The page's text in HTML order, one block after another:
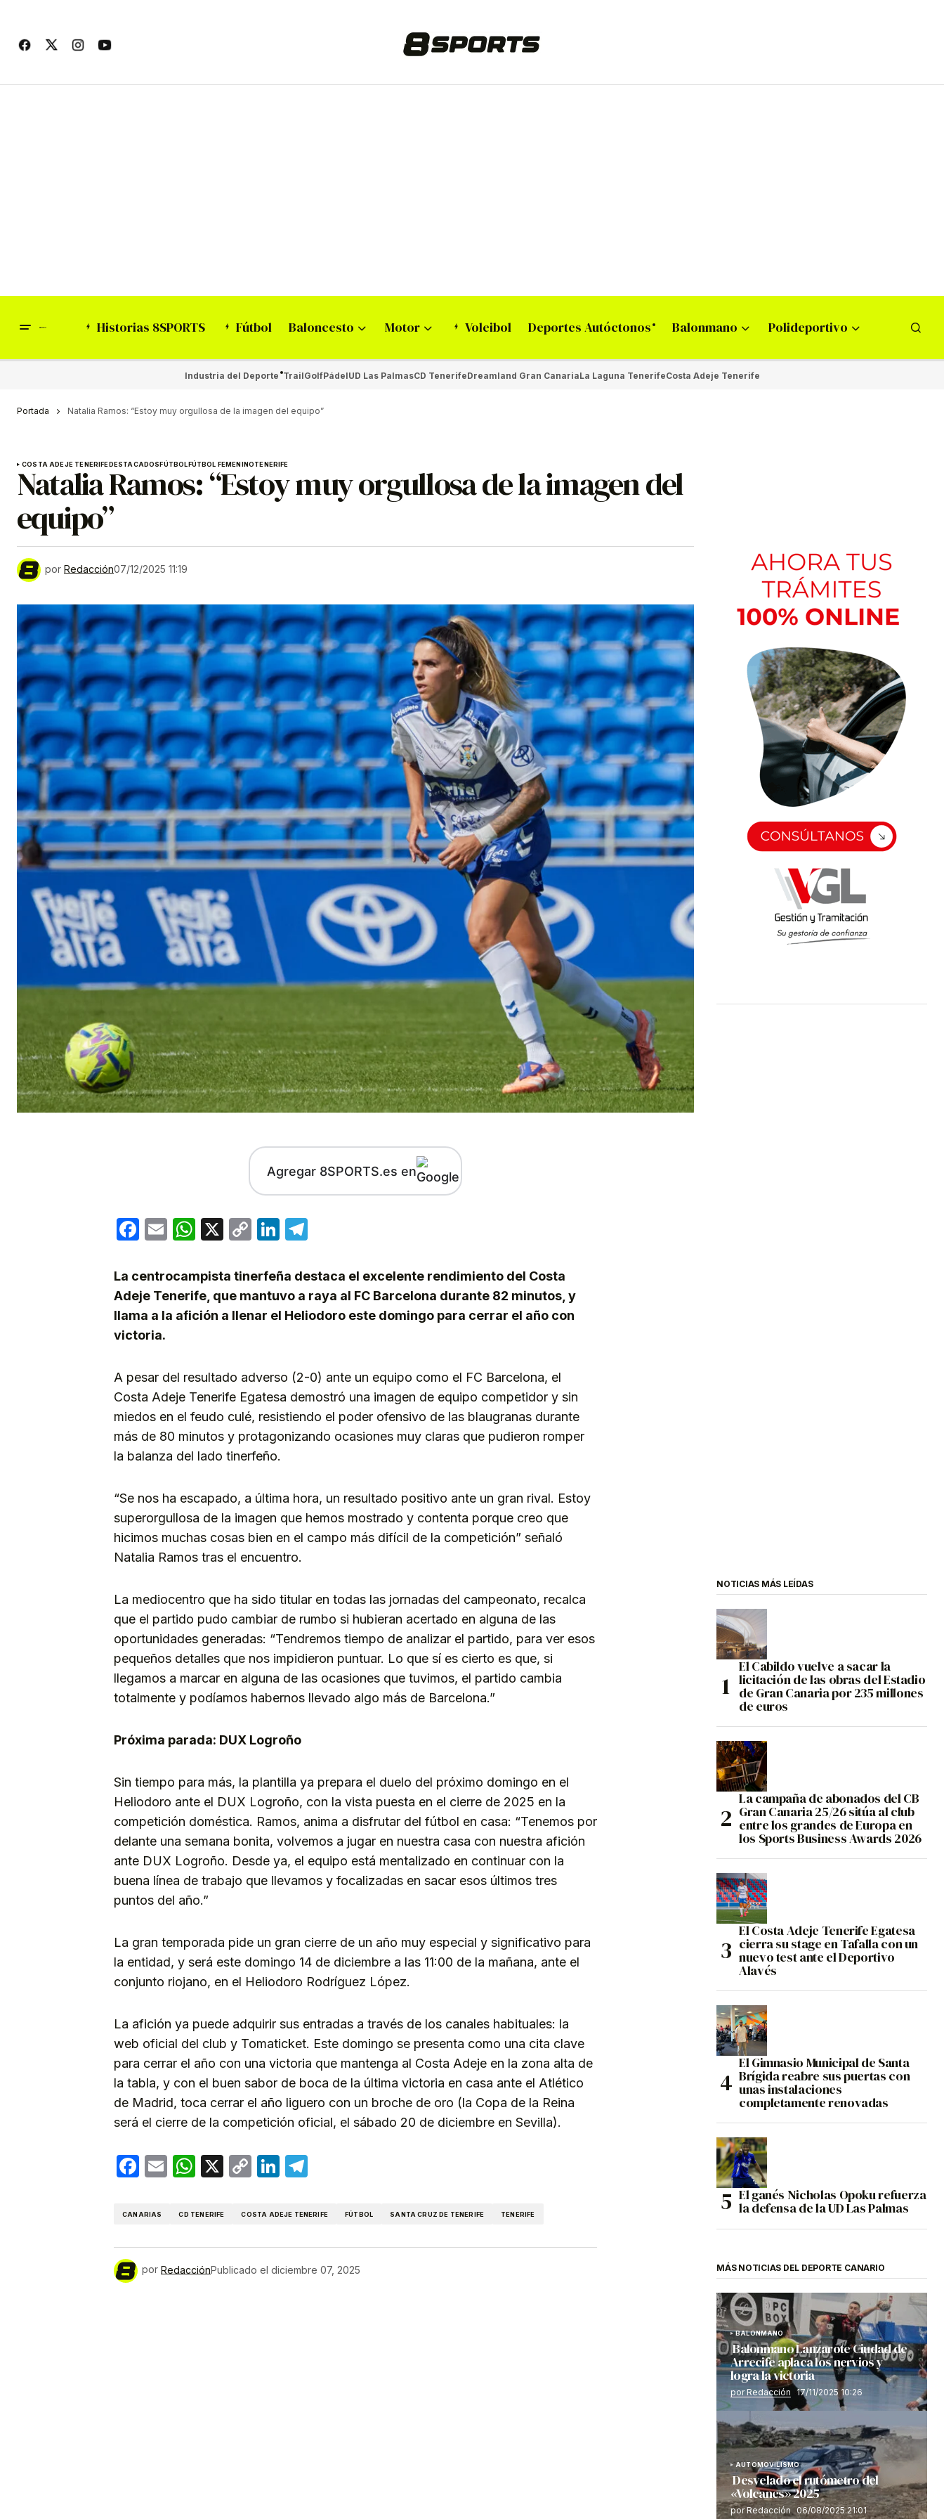
Historias 8SPORTS Fútbol Baloncesto Motor Voleibol Deportes Autóctonos Balonmano Polideportivo
Industria del Deporte TrailGolfPádelUD Las PalmasCD TenerifeDreamland Gran CanariaLa Laguna TenerifeCosta Adeje Tenerife
Portada Natalia Ramos: “Estoy muy orgullosa de la imagen del equipo”
COSTA ADEJE TENERIFEDESTACADOSFÚTBOLFÚTBOL FEMENINOTENERIFE
Natalia Ramos: “Estoy muy orgullosa de la imagen del
equipo”
por Redacción07/12/2025 11:19
Agregar 8SPORTS.es en
Facebook
EmailWhatsApp
X
CopyLinkedIn
La centrocampista tinerfeña destaca el excelente rendimiento del Costa
Adeje Tenerife, que mantuvo a raya al FC Barcelona durante 82 minutos, y
llama a la afición a llenar el Heliodoro este domingo para cerrar el año con
victoria.
A pesar del resultado adverso (2-0) ante un equipo como el FC Barcelona, el
Costa Adeje Tenerife Egatesa demostró una imagen de equipo competidor y sin
miedos en el feudo culé, resistiendo el poder ofensivo de las blaugranas durante
más de 80 minutos y protagonizando ocasiones muy claras que pudieron romper
la balanza del lado tinerfeño.
“Se nos ha escapado, a última hora, un resultado positivo ante un gran rival. Estoy
superorgullosa de la imagen que hemos mostrado y contenta porque creo que
hicimos muchas cosas bien en el campo más difícil de la competición” señaló
Natalia Ramos tras el encuentro.
La mediocentro que ha sido titular en todas las jornadas del campeonato, recalca
que el partido pudo cambiar de rumbo si hubieran acertado en alguna de las
oportunidades generadas: “Tendremos tiempo de analizar el partido, para ver esos
pequeños detalles que nos impidieron puntuar. Lo que sí es cierto es que, si
llegamos a marcar en alguna de las ocasiones que tuvimos, el partido cambia
totalmente y podíamos habernos llevado algo más de Barcelona.”
Próxima parada: DUX Logroño
Sin tiempo para más, la plantilla ya prepara el duelo del próximo domingo en el
Heliodoro ante el DUX Logroño, con la vista puesta en el cierre de 2025 en la
competición doméstica. Ramos, anima a disfrutar del fútbol en casa: “Tenemos por
delante una semana bonita, volvemos a jugar en nuestra casa con nuestra afición
ante DUX Logroño. Desde ya, el equipo está mentalizado en continuar con la
buena línea de trabajo que llevamos y focalizadas en sacar esos últimos tres
puntos del año.”
La gran temporada pide un gran cierre de un año muy especial y significativo para
la entidad, y será este domingo 14 de diciembre a las 11:00 de la mañana, ante el
conjunto riojano, en el Heliodoro Rodríguez López.
La afición ya puede adquirir sus entradas a través de los canales habituales: la
web oficial del club y Tomaticket. Este domingo se presenta como una cita clave
para cerrar el año con una victoria que mantenga al Costa Adeje en la zona alta de
la tabla, y con el buen sabor de boca de la última victoria en casa ante el Atlético
de Madrid, toca cerrar el año liguero con un broche de oro (la Copa de la Reina
será el cierre de la competición oficial, el sábado 20 de diciembre en Sevilla).
Facebook
EmailWhatsApp
X
CopyLinkedIn
CANARIAS CD TENERIFE COSTA ADEJE TENERIFE FÚTBOL SANTA CRUZ DE TENERIFE TENERIFE
por RedacciónPublicado el diciembre 07, 2025
NOTICIAS MÁS LEÍDAS
El Cabildo vuelve a sacar la
licitación de las obras del Estadio
de Gran Canaria por 235 millones
de euros
La campaña de abonados del CB
Gran Canaria 25/26 sitúa al club
entre los grandes de Europa en
los Sports Business Awards 2026
El Costa Adeje Tenerife Egatesa
cierra su stage en Tafalla con un
nuevo test ante el Deportivo
Alavés
El Gimnasio Municipal de Santa
Brígida reabre sus puertas con
unas instalaciones
completamente renovadas
El ganés Nicholas Opoku refuerza
la defensa de la UD Las Palmas
MÁS NOTICIAS DEL DEPORTE CANARIO
BALONMANO
Balonmano Lanzarote Ciudad de
Arrecife aplaca los nervios y
logra la victoria
por Redacción 17/11/2025 10:26
AUTOMOVILISMO
Desvelado el rutómetro del
«Volcanes» 2025
por Redacción 06/08/2025 21:01